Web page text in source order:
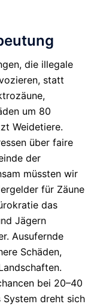
die illegale
statt
um 80
Weidetiere.
über faire
der
müssten wir
für Zäune
das
Jägern
Ausufernde
Schäden,
bei 20–40
System dreht sich